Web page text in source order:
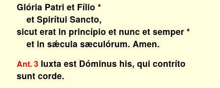
Glória Patri et Fílio *
et Spirítui Sancto,
sicut erat in princípio et nunc et semper *
et in sǽcula sæculórum. Amen.
Ant. 3Iuxta est Dóminus his, qui contríto
sunt corde.